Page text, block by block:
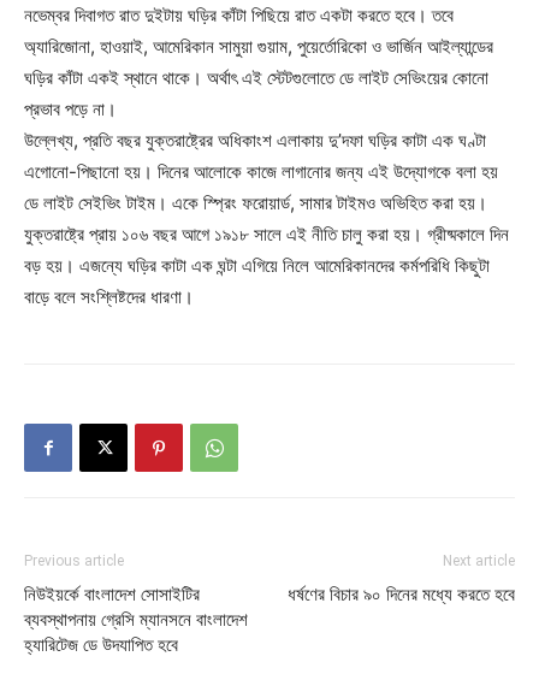
নভেম্বর দিবাগত রাত দুইটায় ঘড়ির কাঁটা পিছিয়ে রাত একটা করতে হবে। তবে
অ্যারিজোনা, হাওয়াই, আমেরিকান সামুয়া গুয়াম, পুয়ের্তোরিকো ও ভার্জিন আইল্যান্ডের
ঘড়ির কাঁটা একই স্থানে থাকে। অর্থাৎ এই স্টেটগুলোতে ডে লাইট সেভিংয়ের কোনো
প্রভাব পড়ে না।
উল্লেখ্য, প্রতি বছর যুক্তরাষ্ট্রের অধিকাংশ এলাকায় দু’দফা ঘড়ির কাটা এক ঘণ্টা
এগোনো-পিছানো হয়। দিনের আলোকে কাজে লাগানোর জন্য এই উদ্যোগকে বলা হয়
ডে লাইট সেইভিং টাইম। একে স্প্রিং ফরোয়ার্ড, সামার টাইমও অভিহিত করা হয়।
যুক্তরাষ্ট্রে প্রায় ১০৬ বছর আগে ১৯১৮ সালে এই নীতি চালু করা হয়। গ্রীষ্মকালে দিন
বড় হয়। এজন্যে ঘড়ির কাটা এক ঘন্টা এগিয়ে নিলে আমেরিকানদের কর্মপরিধি কিছুটা
বাড়ে বলে সংশ্লিষ্টদের ধারণা।
Previous article
নিউইয়র্কে বাংলাদেশ সোসাইটির
ব্যবস্থাপনায় গ্রেসি ম্যানসনে বাংলাদেশ
হ্যারিটেজ ডে উদযাপিত হবে
Next article
ধর্ষণের বিচার ৯০ দিনের মধ্যে করতে হবে